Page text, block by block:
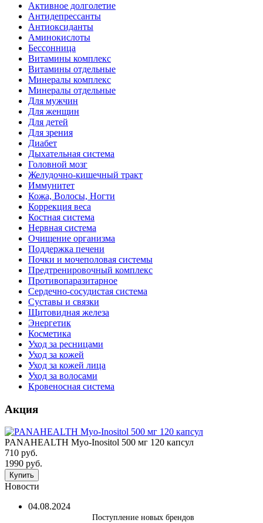
Активное долголетие
Антидепрессанты
Антиоксиданты
Аминокислоты
Бессонница
Витамины комплекс
Витамины отдельные
Минералы комплекс
Минералы отдельные
Для мужчин
Для женщин
Для детей
Для зрения
Диабет
Дыхательная система
Головной мозг
Желудочно-кишечный тракт
Иммунитет
Кожа, Волосы, Ногти
Коррекция веса
Костная система
Нервная система
Очищение организма
Поддержка печени
Почки и мочеполовая системы
Предтренировочный комплекс
Противопаразитарное
Сердечно-сосудистая система
Суставы и связки
Щитовидная железа
Энергетик
Косметика
Уход за ресницами
Уход за кожей
Уход за кожей лица
Уход за волосами
Кровеносная система
Акция
PANAHEALTH Myo-Inositol 500 мг 120 капсул
710 руб.
1990 руб.
Купить
Новости
04.08.2024
Поступление новых брендов